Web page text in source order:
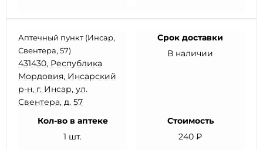
Аптечный пункт (Инсар,
Свентера, 57)
431430, Республика
Мордовия, Инсарский
р-н, г. Инсар, ул.
Свентера, д. 57
Срок доставки
В наличии
Кол-во в аптеке
1 шт.
Стоимость
240 ₽